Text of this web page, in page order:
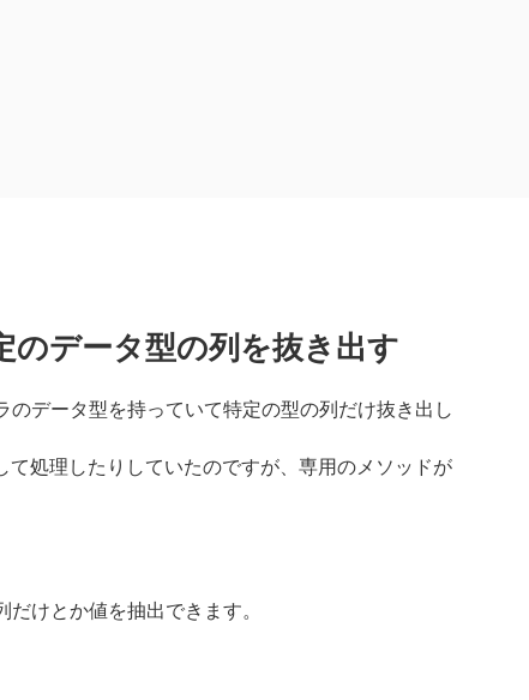
データ型の列を抜き出す
データ型を持っていて特定の型の列だけ抜き出し
処理したりしていたのですが、専用のメソッドが
けとか値を抽出できます。